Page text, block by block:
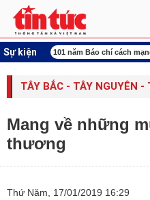
Sự kiện
mạng Chiến dịch 500 ngày đêm
TÂY BẮC - TÂY NGUYÊN -
Mang về những
thương
Thứ Năm, 17/01/2019 16:29